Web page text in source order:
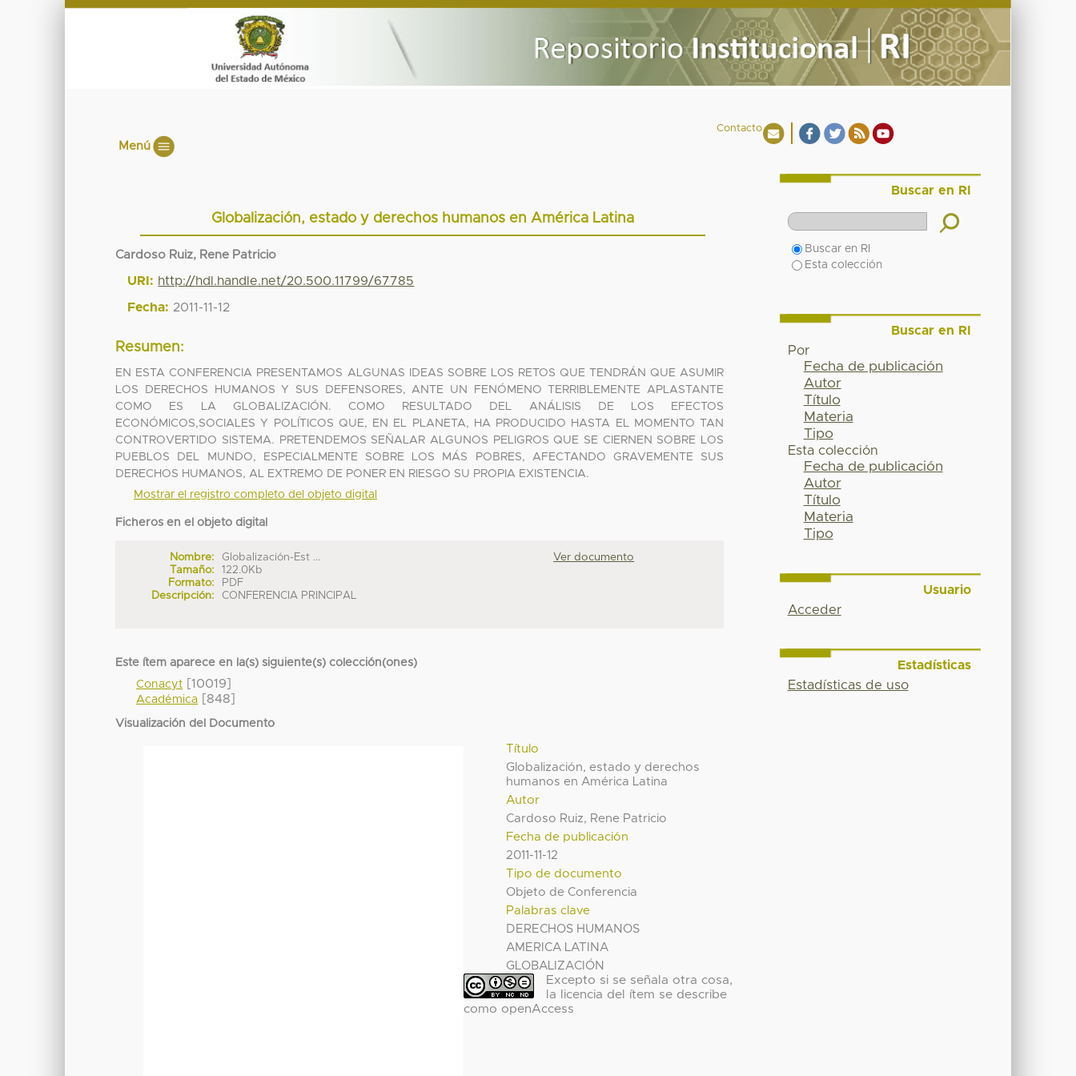
Contacto
Menú
Globalización, estado y derechos humanos en América Latina
Cardoso Ruiz, Rene Patricio
URI: http://hdl.handle.net/20.500.11799/67785
Fecha: 2011-11-12
Resumen:
EN ESTA CONFERENCIA PRESENTAMOS ALGUNAS IDEAS SOBRE LOS RETOS QUE TENDRÁN QUE ASUMIR
LOS DERECHOS HUMANOS Y SUS DEFENSORES, ANTE UN FENÓMENO TERRIBLEMENTE APLASTANTE
COMO ES LA GLOBALIZACIÓN. COMO RESULTADO DEL ANÁLISIS DE LOS EFECTOS
ECONÓMICOS,SOCIALES Y POLÍTICOS QUE, EN EL PLANETA, HA PRODUCIDO HASTA EL MOMENTO TAN
CONTROVERTIDO SISTEMA. PRETENDEMOS SEÑALAR ALGUNOS PELIGROS QUE SE CIERNEN SOBRE LOS
PUEBLOS DEL MUNDO, ESPECIALMENTE SOBRE LOS MÁS POBRES, AFECTANDO GRAVEMENTE SUS
DERECHOS HUMANOS, AL EXTREMO DE PONER EN RIESGO SU PROPIA EXISTENCIA.
Mostrar el registro completo del objeto digital
Ficheros en el objeto digital
Nombre:
Globalización-Est ...
Tamaño:
122.0Kb
Formato:
PDF
Descripción:
CONFERENCIA PRINCIPAL
Ver documento
Este ítem aparece en la(s) siguiente(s) colección(ones)
Conacyt [10019]
Académica [848]
Visualización del Documento
Título
Globalización, estado y derechos
humanos en América Latina
Autor
Cardoso Ruiz, Rene Patricio
Fecha de publicación
2011-11-12
Tipo de documento
Objeto de Conferencia
Palabras clave
DERECHOS HUMANOS
AMERICA LATINA
GLOBALIZACIÓN
Excepto si se señala otra cosa,
la licencia del ítem se describe
como openAccess
Buscar en RI
Buscar en RI
Esta colección
Buscar en RI
Por
Fecha de publicación
Autor
Título
Materia
Tipo
Esta colección
Fecha de publicación
Autor
Título
Materia
Tipo
Usuario
Acceder
Estadísticas
Estadísticas de uso